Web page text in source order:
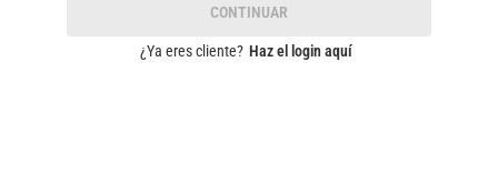
CONTINUAR
¿Ya eres cliente? Haz el login aquí